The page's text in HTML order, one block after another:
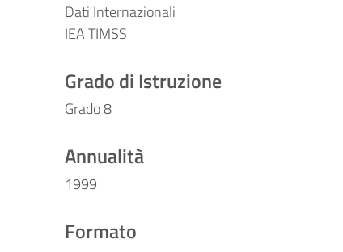
Dati Internazionali
IEA TIMSS
Grado di Istruzione
Grado 8
Annualità
1999
Formato